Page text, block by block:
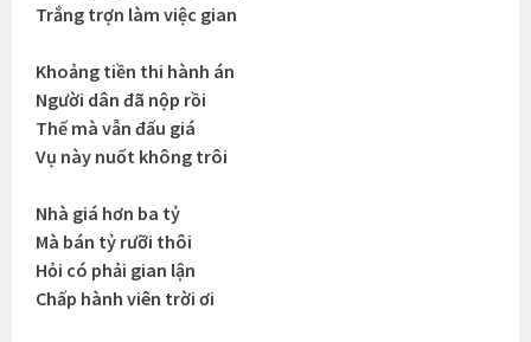
Trắng trợn làm việc gian
Khoảng tiền thi hành án
Người dân đã nộp rồi
Thế mà vẫn đấu giá
Vụ này nuốt không trôi
Nhà giá hơn ba tỷ
Mà bán tỷ rưỡi thôi
Hỏi có phải gian lận
Chấp hành viên trời ơi